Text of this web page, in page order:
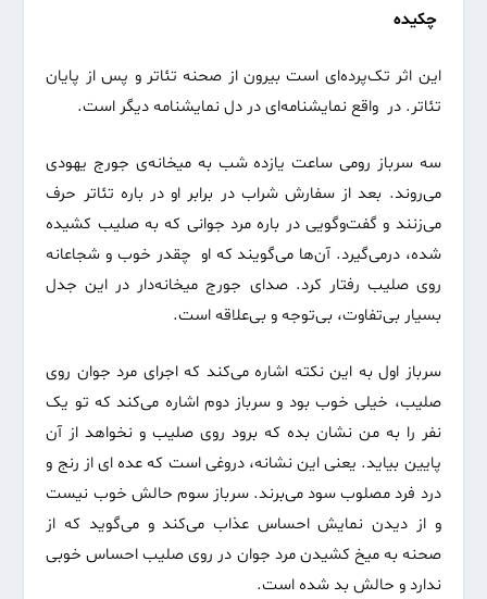
چکیده
این اثر تک‌پرده‌ای است بیرون از صحنه تئاتر و پس از پایان
تئاتر. در واقع نمایشنامه‌ای در دل نمایشنامه دیگر است.
سه سرباز رومی ساعت یازده شب به میخانه‌ی جورج یهودی
می‌روند. بعد از سفارش شراب در برابر او در باره تئاتر حرف
می‌زنند و گفت‌وگویی در باره مرد جوانی که به صلیب کشیده
شده، درمی‌گیرد. آن‌ها می‌گویند که او چقدر خوب و شجاعانه
روی صلیب رفتار کرد. صدای جورج میخانه‌دار در این جدل
بسیار بی‌تفاوت، بی‌توجه و بی‌علاقه است.
سرباز اول به این نکته اشاره می‌کند که اجرای مرد جوان روی
صلیب، خیلی خوب بود و سرباز دوم اشاره می‌کند که تو یک
نفر را به من نشان بده که برود روی صلیب و نخواهد از آن
پایین بیاید. یعنی این نشانه، دروغی است که عده ای از رنج و
درد فرد مصلوب سود می‌برند. سرباز سوم حالش خوب نیست
و از دیدن نمایش احساس عذاب می‌کند و می‌گوید که از
صحنه به میخ کشیدن مرد جوان در روی صلیب احساس خوبی
ندارد و حالش بد شده است.